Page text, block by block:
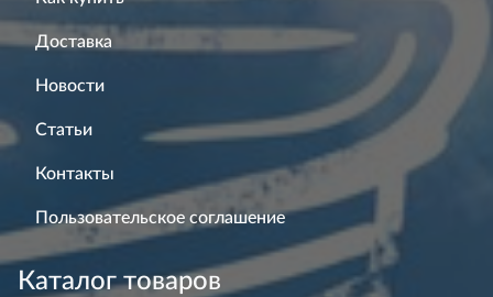
Доставка
Новости
Статьи
Контакты
Пользовательское соглашение
Каталог товаров